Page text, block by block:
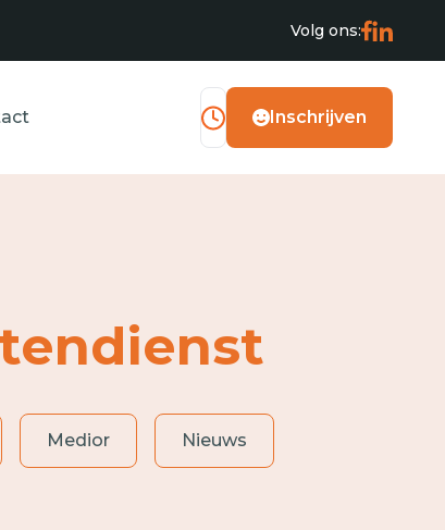
Volg ons:
Inschrijven
Medior Nieuws